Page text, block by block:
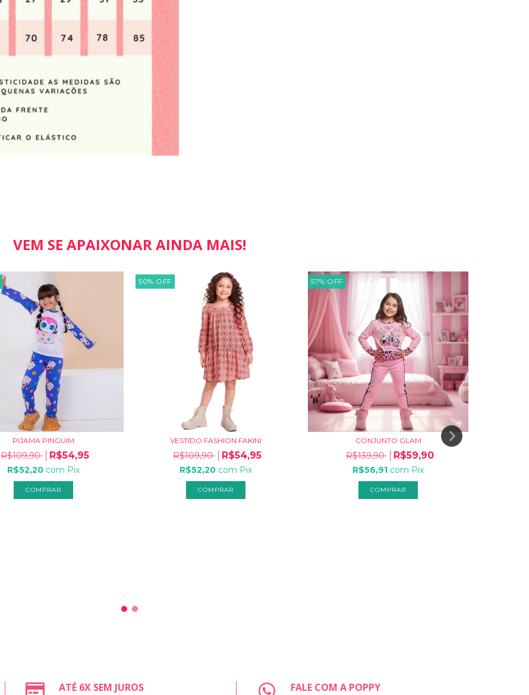
VEM SE APAIXONAR AINDA MAIS!
PIJAMA PINGUIM
R$109,90 R$54,95
R$52,20 com Pix
COMPRAR
50% OFF
VESTIDO FASHION FAKINI
R$109,90 R$54,95
R$52,20 com Pix
COMPRAR
57% OFF
CONJUNTO GLAM
R$139,90 R$59,90
R$56,91 com Pix
COMPRAR
ATÉ 6X SEM JUROS FALE COM A POPPY